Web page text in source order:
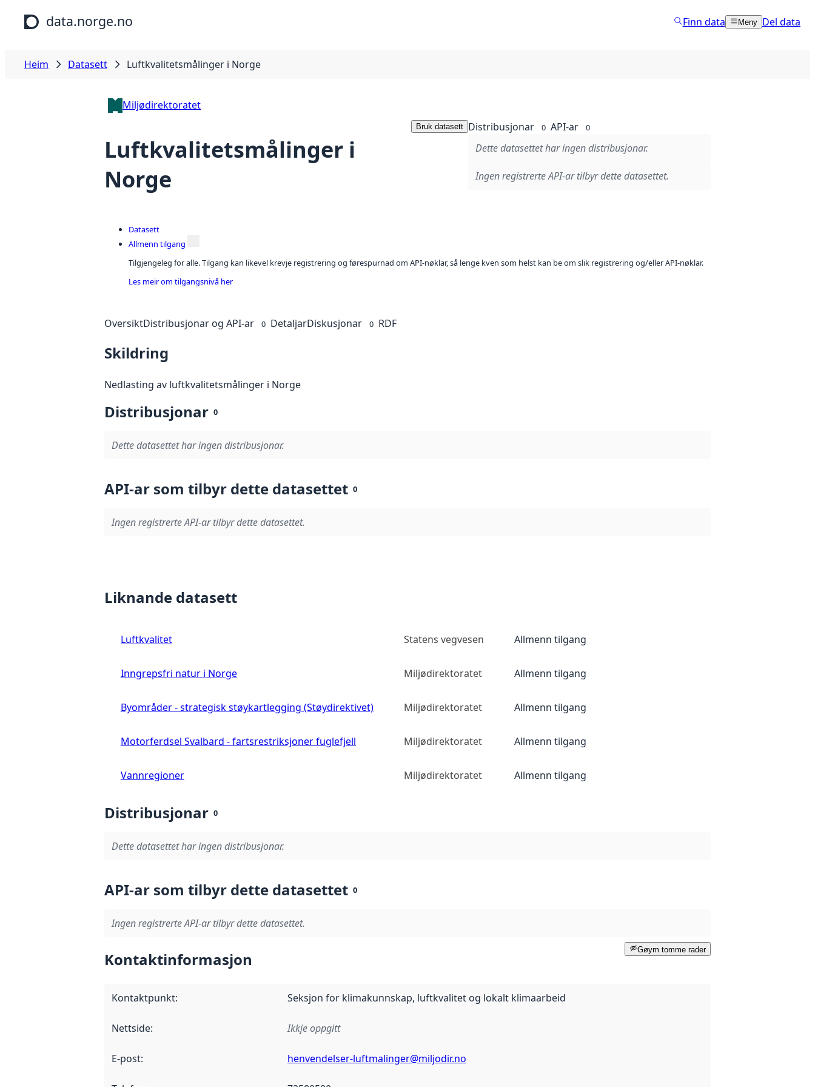
Hopp til hovudinnhald
data.norge.no Finn data Meny Del data
Heim Datasett Luftkvalitetsmålinger i Norge
Miljødirektoratet
Luftkvalitetsmålinger i
Norge
Bruk datasett Distribusjonar 0 API-ar 0
Dette datasettet har ingen distribusjonar.
Ingen registrerte API-ar tilbyr dette datasettet.
Datasett
Allmenn tilgang
Tilgjengeleg for alle. Tilgang kan likevel krevje registrering og førespurnad om API-nøklar, så lenge kven som helst kan be om slik registrering og/eller API-nøklar.
Les meir om tilgangsnivå her
OversiktDistribusjonar og API-ar 0 DetaljarDiskusjonar 0 RDF
Skildring
Nedlasting av luftkvalitetsmålinger i Norge
Distribusjonar 0
Dette datasettet har ingen distribusjonar.
API-ar som tilbyr dette datasettet 0
Ingen registrerte API-ar tilbyr dette datasettet.
Liknande datasett
Luftkvalitet Statens vegvesen Allmenn tilgang
Inngrepsfri natur i Norge Miljødirektoratet Allmenn tilgang
Byområder - strategisk støykartlegging (Støydirektivet) Miljødirektoratet Allmenn tilgang
Motorferdsel Svalbard - fartsrestriksjoner fuglefjell Miljødirektoratet Allmenn tilgang
Vannregioner Miljødirektoratet Allmenn tilgang
Distribusjonar 0
Dette datasettet har ingen distribusjonar.
API-ar som tilbyr dette datasettet 0
Ingen registrerte API-ar tilbyr dette datasettet.
Gøym tomme rader
Kontaktinformasjon
Kontaktpunkt: Seksjon for klimakunnskap, luftkvalitet og lokalt klimaarbeid
Nettside: Ikkje oppgitt
E-post: henvendelser-luftmalinger@miljodir.no